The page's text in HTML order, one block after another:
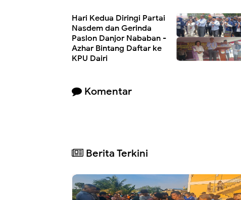
Hari Kedua Diringi Partai
Nasdem dan Gerinda
Paslon Danjor Nababan -
Azhar Bintang Daftar ke
KPU Dairi
Komentar
Berita Terkini